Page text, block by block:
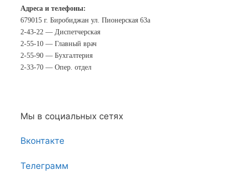
Адреса и телефоны:
679015 г. Биробиджан ул. Пионерская 63а
2-43-22 — Диспетчерская
2-55-10 — Главный врач
2-55-90 — Бухгалтерия
2-33-70 — Опер. отдел
Мы в социальных сетях
Вконтакте
Телеграмм